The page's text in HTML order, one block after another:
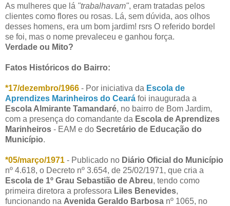
As mulheres que lá "trabalhavam", eram tratadas pelos
clientes como flores ou rosas. Lá, sem dúvida, aos olhos
desses homens, era um bom jardim! rsrs O referido bordel
se foi, mas o nome prevaleceu e ganhou força.
Verdade ou Mito?
Fatos Históricos do Bairro:
*17/dezembro/1966 - Por iniciativa da Escola de
Aprendizes Marinheiros do Ceará foi inaugurada a
Escola Almirante Tamandaré, no bairro de Bom Jardim,
com a presença do comandante da Escola de Aprendizes
Marinheiros - EAM e do Secretário de Educação do
Município.
*05/março/1971 - Publicado no Diário Oficial do Município
nº 4.618, o Decreto nº 3.654, de 25/02/1971, que cria a
Escola de 1º Grau Sebastião de Abreu, tendo como
primeira diretora a professora Liles Benevides,
funcionando na Avenida Geraldo Barbosa nº 1065, no